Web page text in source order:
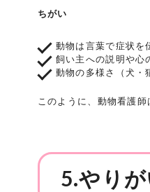
ちがい
動物は言葉で症状
飼い主への説明や心
動物の多様さ（犬・
このように、動物看護師
5.やり